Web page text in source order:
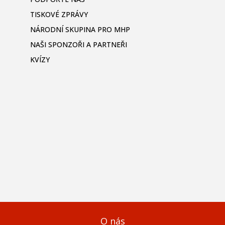
TISKOVÉ ZPRÁVY
NÁRODNÍ SKUPINA PRO MHP
NAŠI SPONZOŘI A PARTNEŘI
KVÍZY
O nás